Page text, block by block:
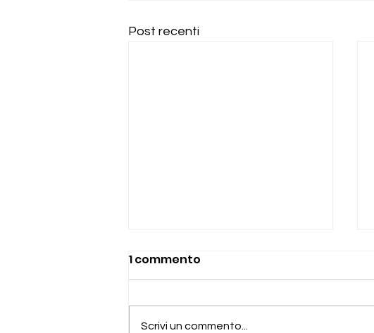
Post recenti
1 commento
Scrivi un commento...